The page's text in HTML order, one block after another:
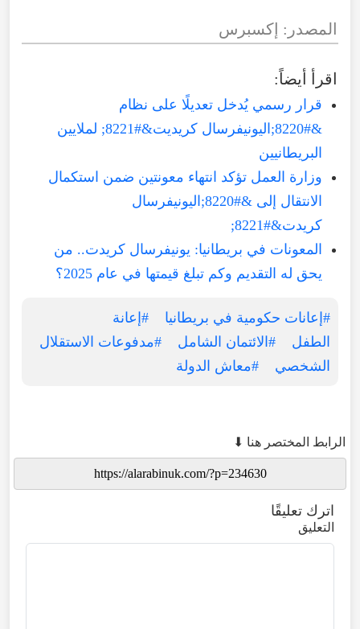
المصدر : إكسبرس
اقرأ أيضاً:
قرار رسمي يُدخل تعديلًا على نظام
&#8220;اليونيفرسال كريديت&#8221; لملايين
البريطانيين
وزارة العمل تؤكد انتهاء معونتين ضمن استكمال
الانتقال إلى &#8220;اليونيفرسال
كريدت&#8221;
المعونات في بريطانيا: يونيفرسال كريدت.. من
يحق له التقديم وكم تبلغ قيمتها في عام 2025؟
#إعانات حكومية في بريطانيا
#إعانة
الطفل
#الائتمان الشامل
#مدفوعات الاستقلال
الشخصي
#معاش الدولة
الرابط المختصر هنا ⬇
اترك تعليقًا
التعليق